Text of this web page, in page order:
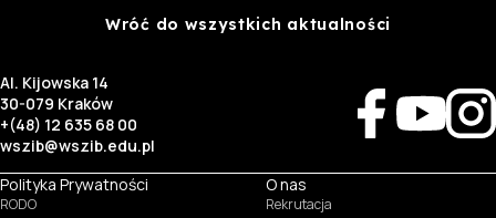
Wróć do wszystkich aktualności
Al. Kijowska 14
30-079 Kraków
+(48) 12 635 68 00
wszib@wszib.edu.pl
Polityka Prywatności
RODO
O nas
Rekrutacja